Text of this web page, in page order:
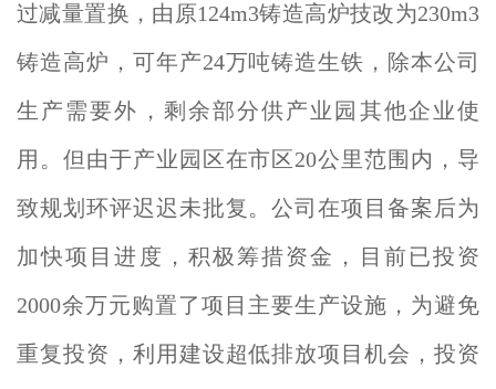
过减量置换，由原124m3铸造高炉技改为230m3
铸造高炉，可年产24万吨铸造生铁，除本公司
生产需要外，剩余部分供产业园其他企业使
用。但由于产业园区在市区20公里范围内，导
致规划环评迟迟未批复。公司在项目备案后为
加快项目进度，积极筹措资金，目前已投资
2000余万元购置了项目主要生产设施，为避免
重复投资，利用建设超低排放项目机会，投资